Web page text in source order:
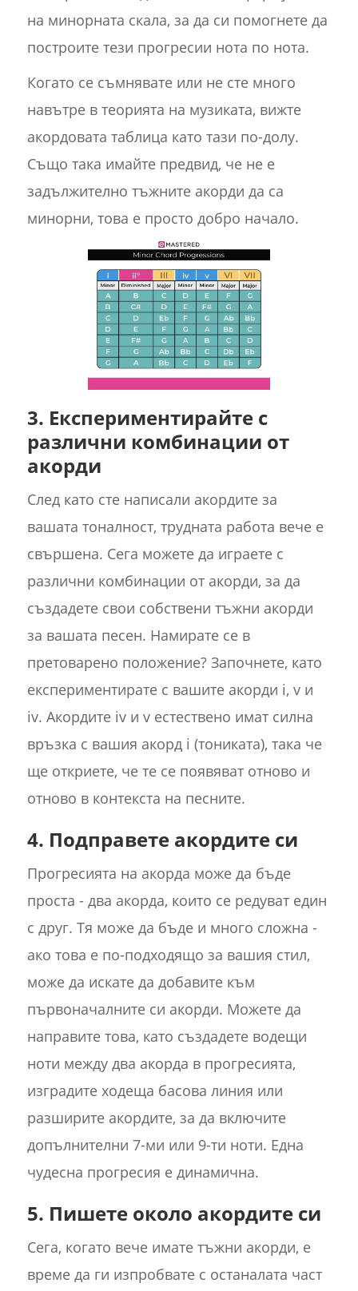
на минорната скала, за да си помогнете да
построите тези прогресии нота по нота.
Когато се съмнявате или не сте много
навътре в теорията на музиката, вижте
акордовата таблица като тази по-долу.
Също така имайте предвид, че не е
задължително тъжните акорди да са
минорни, това е просто добро начало.
3. Експериментирайте с
различни комбинации от
акорди
След като сте написали акордите за
вашата тоналност, трудната работа вече е
свършена. Сега можете да играете с
различни комбинации от акорди, за да
създадете свои собствени тъжни акорди
за вашата песен. Намирате се в
претоварено положение? Започнете, като
експериментирате с вашите акорди i, v и
iv. Акордите iv и v естествено имат силна
връзка с вашия акорд i (тониката), така че
ще откриете, че те се появяват отново и
отново в контекста на песните.
4. Подправете акордите си
Прогресията на акорда може да бъде
проста - два акорда, които се редуват един
с друг. Тя може да бъде и много сложна -
ако това е по-подходящо за вашия стил,
може да искате да добавите към
първоначалните си акорди. Можете да
направите това, като създадете водещи
ноти между два акорда в прогресията,
изградите ходеща басова линия или
разширите акордите, за да включите
допълнителни 7-ми или 9-ти ноти. Една
чудесна прогресия е динамична.
5. Пишете около акордите си
Сега, когато вече имате тъжни акорди, е
време да ги изпробвате с останалата част